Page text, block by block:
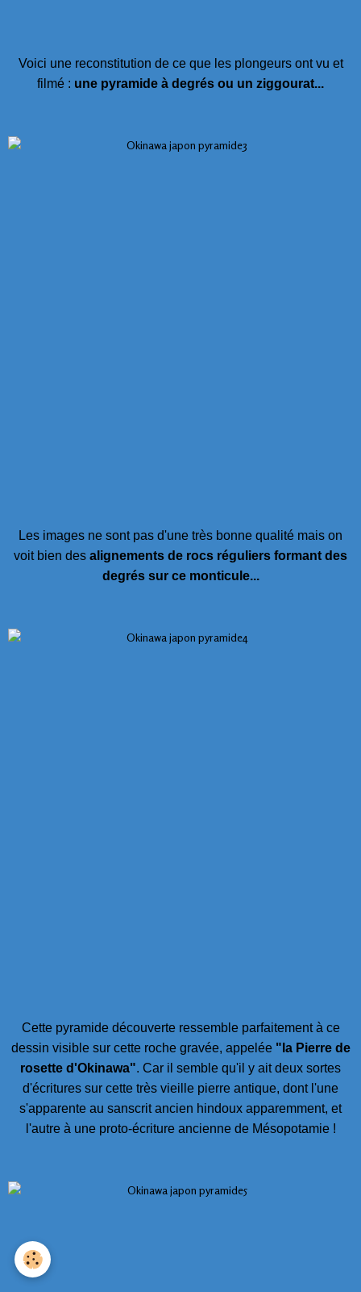
Voici une reconstitution de ce que les plongeurs ont vu et
filmé : une pyramide à degrés ou un ziggourat...
Les images ne sont pas d'une très bonne qualité mais on
voit bien des alignements de rocs réguliers formant des
degrés sur ce monticule...
Cette pyramide découverte ressemble parfaitement à ce
dessin visible sur cette roche gravée, appelée "la Pierre de
rosette d'Okinawa". Car il semble qu'il y ait deux sortes
d'écritures sur cette très vieille pierre antique, dont l'une
s'apparente au sanscrit ancien hindoux apparemment, et
l'autre à une proto-écriture ancienne de Mésopotamie !